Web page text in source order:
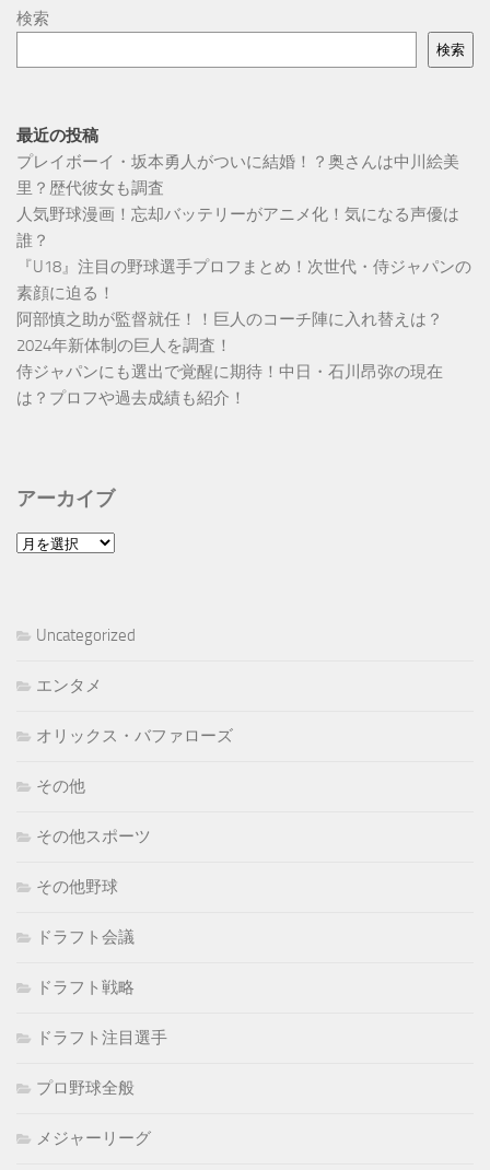
検索
検索
最近の投稿
プレイボーイ・坂本勇人がついに結婚！？奥さんは中川絵美
里？歴代彼女も調査
人気野球漫画！忘却バッテリーがアニメ化！気になる声優は
誰？
『U18』注目の野球選手プロフまとめ！次世代・侍ジャパンの
素顔に迫る！
阿部慎之助が監督就任！！巨人のコーチ陣に入れ替えは？
2024年新体制の巨人を調査！
侍ジャパンにも選出で覚醒に期待！中日・石川昂弥の現在
は？プロフや過去成績も紹介！
アーカイブ
ア
ブ
Uncategorized
エンタメ
オリックス・バファローズ
その他
その他スポーツ
その他野球
ドラフト会議
ドラフト戦略
ドラフト注目選手
プロ野球全般
メジャーリーグ